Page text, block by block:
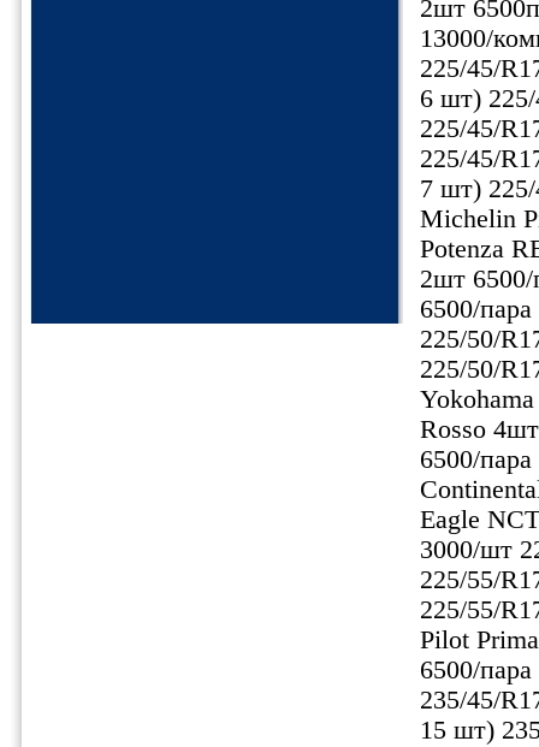
2шт
13000/
225/45/
6 шт)
225/45/
225/45/
7 шт) 225/
Michelin
Potenza
2шт 6500/
6500/
225/50/
225/50/
Rosso
6500/
Eagle
3000/шт
225/55/
225/55/
Pilot
6500/
235/45/
15 шт)